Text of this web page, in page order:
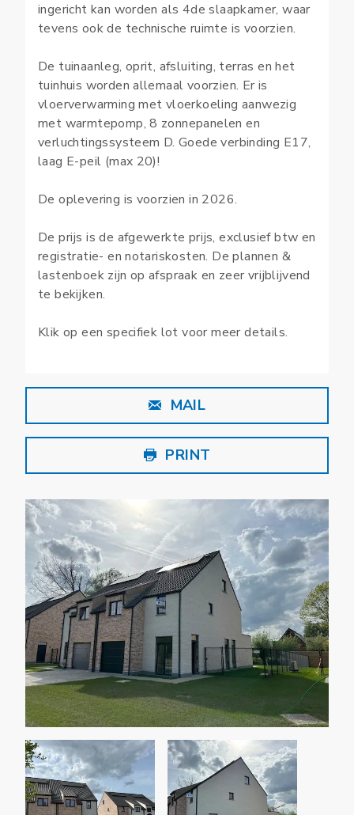
ingericht kan worden als 4de slaapkamer, waar
tevens ook de technische ruimte is voorzien.
De tuinaanleg, oprit, afsluiting, terras en het
tuinhuis worden allemaal voorzien. Er is
vloerverwarming met vloerkoeling aanwezig
met warmtepomp, 8 zonnepanelen en
verluchtingssysteem D. Goede verbinding E17,
laag E-peil (max 20)!
De oplevering is voorzien in 2026.
De prijs is de afgewerkte prijs, exclusief btw en
registratie- en notariskosten. De plannen &
lastenboek zijn op afspraak en zeer vrijblijvend
te bekijken.
Klik op een specifiek lot voor meer details.
MAIL
PRINT